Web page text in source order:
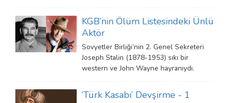
KGB’nin Ölüm Listesindeki Ünlü
Aktör
Sovyetler Birliği’nin 2. Genel Sekreteri
Joseph Stalin (1878-1953) sıkı bir
western ve John Wayne hayranıydı.
‘Türk Kasabı’ Devşirme - 1